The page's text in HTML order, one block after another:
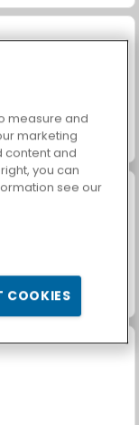
Social
measure and
marketing
content and
you can
see our
COOKIES